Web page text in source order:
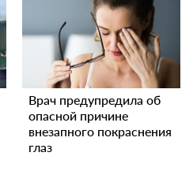
Врач предупредила об
опасной причине
внезапного покраснения
глаз